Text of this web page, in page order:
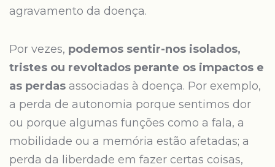
agravamento da doença.
Por vezes, podemos sentir-nos isolados,
tristes ou revoltados perante os impactos e
as perdas associadas à doença. Por exemplo,
a perda de autonomia porque sentimos dor
ou porque algumas funções como a fala, a
mobilidade ou a memória estão afetadas; a
perda da liberdade em fazer certas coisas,